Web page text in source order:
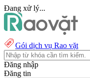
Đang xử lý...
Gói dịch vụ Rao vặt
Đăng nhập
Đăng tin